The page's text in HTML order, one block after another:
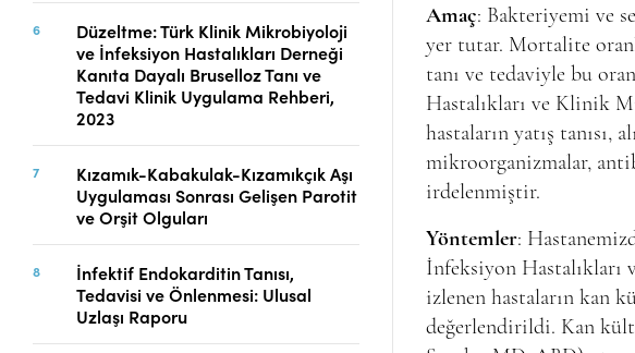
Düzeltme: Türk Klinik Mikrobiyoloji
ve İnfeksiyon Hastalıkları Derneği
Kanıta Dayalı Bruselloz Tanı ve
Tedavi Klinik Uygulama Rehberi,
2023
Kızamık-Kabakulak-Kızamıkçık Aşı
Uygulaması Sonrası Gelişen Parotit
ve Orşit Olguları
İnfektif Endokarditin Tanısı,
Tedavisi ve Önlenmesi: Ulusal
Uzlaşı Raporu
Amaç: Bakteriyemi ve
yer tutar. Mortalite
tanı ve tedaviyle bu
Hastalıkları ve Klinik
hastaların yatış tanısı,
mikroorganizmalar,
irdelenmiştir.
Yöntemler:
İnfeksiyon
izlenen hastaların kan
değerlendirildi. Kan